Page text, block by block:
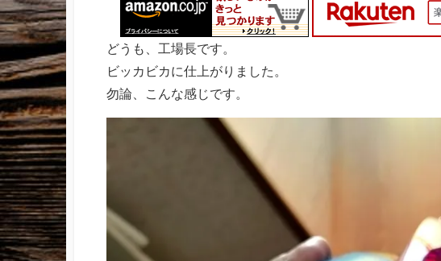
日
どうも、工場長です。
ビッカビカに仕上がりました。
勿論、こんな感じです。